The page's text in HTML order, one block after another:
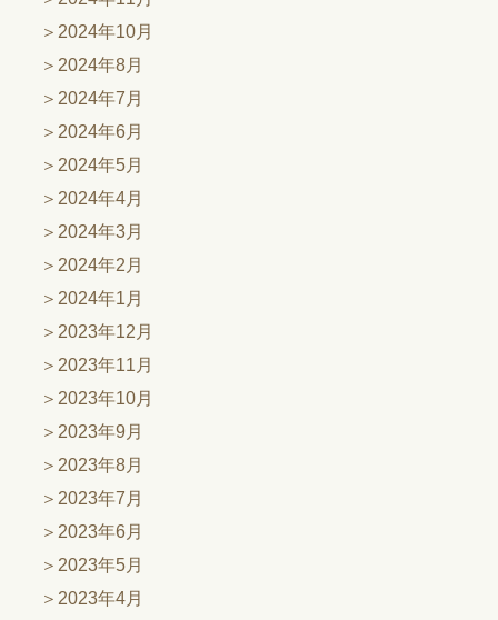
2024年10月
2024年8月
2024年7月
2024年6月
2024年5月
2024年4月
2024年3月
2024年2月
2024年1月
2023年12月
2023年11月
2023年10月
2023年9月
2023年8月
2023年7月
2023年6月
2023年5月
2023年4月